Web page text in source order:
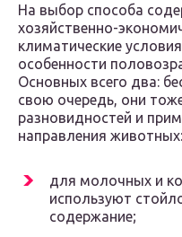
На выбор способа
хозяйственно-
климатические
особенности
Основных всего два:
свою очередь, они
разновидностей и
направления животных:
для молочных и
используют
содержание;